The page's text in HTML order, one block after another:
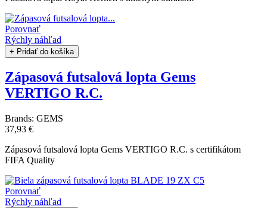
Porovnať
Rýchly náhľad
+ Pridať do košíka
Zápasová futsalová lopta Gems
VERTIGO R.C.
Brands: GEMS
37,93 €
Zápasová futsalová lopta Gems VERTIGO R.C. s certifikátom
FIFA Quality
Porovnať
Rýchly náhľad